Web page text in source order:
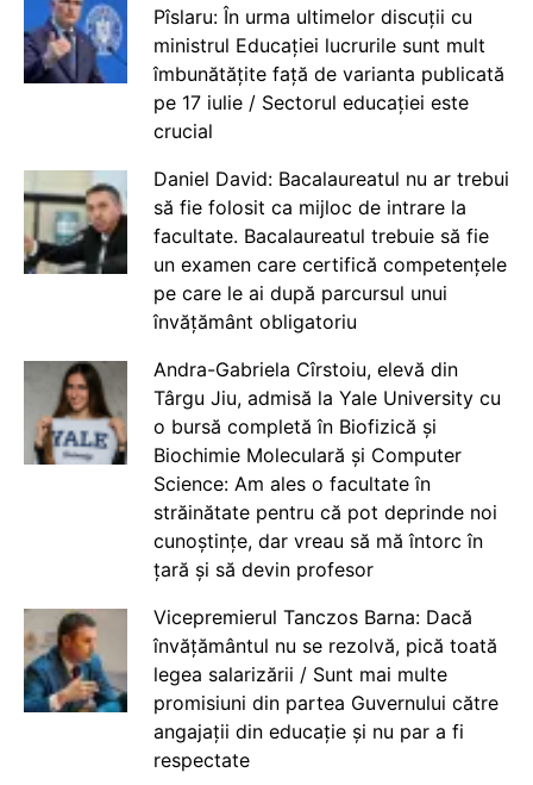
Pîslaru: În urma ultimelor discuții cu
ministrul Educației lucrurile sunt mult
îmbunătățite față de varianta publicată
pe 17 iulie / Sectorul educației este
crucial
Daniel David: Bacalaureatul nu ar trebui
să fie folosit ca mijloc de intrare la
facultate. Bacalaureatul trebuie să fie
un examen care certifică competențele
pe care le ai după parcursul unui
învățământ obligatoriu
Andra-Gabriela Cîrstoiu, elevă din
Târgu Jiu, admisă la Yale University cu
o bursă completă în Biofizică și
Biochimie Moleculară și Computer
Science: Am ales o facultate în
străinătate pentru că pot deprinde noi
cunoștințe, dar vreau să mă întorc în
țară și să devin profesor
Vicepremierul Tanczos Barna: Dacă
învățământul nu se rezolvă, pică toată
legea salarizării / Sunt mai multe
promisiuni din partea Guvernului către
angajații din educație și nu par a fi
respectate